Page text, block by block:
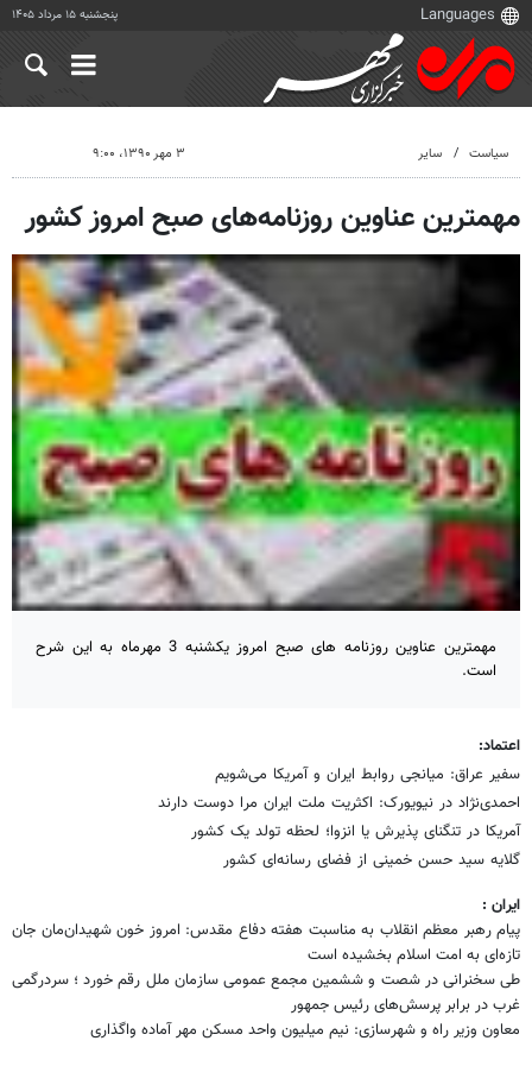
پنجشنبه ۱۵ مرداد ۱۴۰۵
سیاست سایر ۳ مهر ۱۳۹۰، ۹:۰۰
مهمترین عناوین روزنامه‌های صبح امروز کشور
مهمترین عناوین روزنامه های صبح امروز یکشنبه 3 مهرماه به این شرح
است.
اعتماد:
سفیر عراق: میانجی روابط ایران و آمریکا می‌شویم
احمدی‌نژاد در نیویورک: اکثریت ملت ایران مرا دوست دارند
آمریکا در تنگنای پذیرش یا انزوا؛ لحظه تولد یک کشور
گلایه سید حسن خمینی از فضای رسانه‌ای کشور
ایران :
پیام رهبر معظم انقلاب به مناسبت هفته دفاع مقدس: امروز خون شهیدان‌مان جان
تازه‌ای به امت اسلام بخشیده است
طی سخنرانی در شصت و ششمین مجمع عمومی سازمان ملل رقم خورد ؛ سردرگمی
غرب در برابر پرسش‌های رئیس جمهور
معاون وزیر راه و شهرسازی: نیم میلیون واحد مسکن مهر آماده واگذاری